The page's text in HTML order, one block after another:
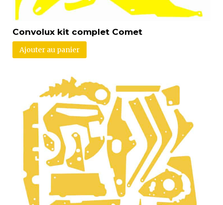
Convolux kit complet Comet
Ajouter au panier